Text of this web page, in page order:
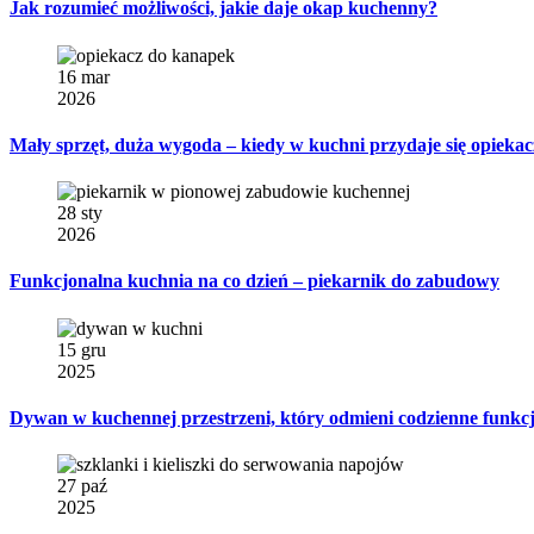
Jak rozumieć możliwości, jakie daje okap kuchenny?
16 mar
2026
Mały sprzęt, duża wygoda – kiedy w kuchni przydaje się
28 sty
2026
Funkcjonalna kuchnia na co dzień – piekarnik do zabudowy
15 gru
2025
Dywan w kuchennej przestrzeni, który odmieni codzienne
27 paź
2025